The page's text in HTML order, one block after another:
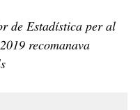
de Estadística per al
recomanava